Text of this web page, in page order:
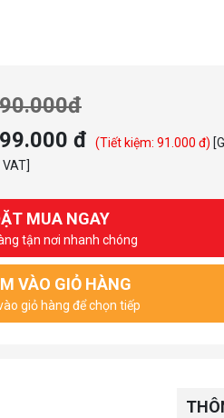
đ (Tiết kiệm: 91.000 đ)
MUA NGAY
tận nơi nhanh chóng
VÀO GIỎ HÀNG
giỏ hàng để chọn tiếp